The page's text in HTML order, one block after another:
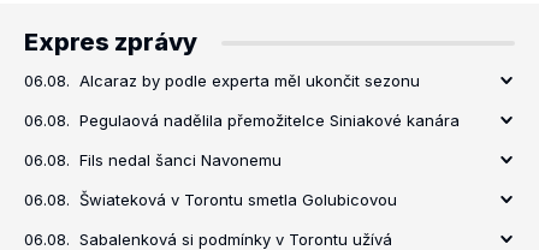
Expres zprávy
06.08. Alcaraz by podle experta měl ukončit sezonu
06.08. Pegulaová nadělila přemožitelce Siniakové kanára
06.08. Fils nedal šanci Navonemu
06.08. Šwiateková v Torontu smetla Golubicovou
06.08. Sabalenková si podmínky v Torontu užívá